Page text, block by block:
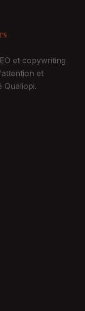
et copywriting
et
Qualiopi.